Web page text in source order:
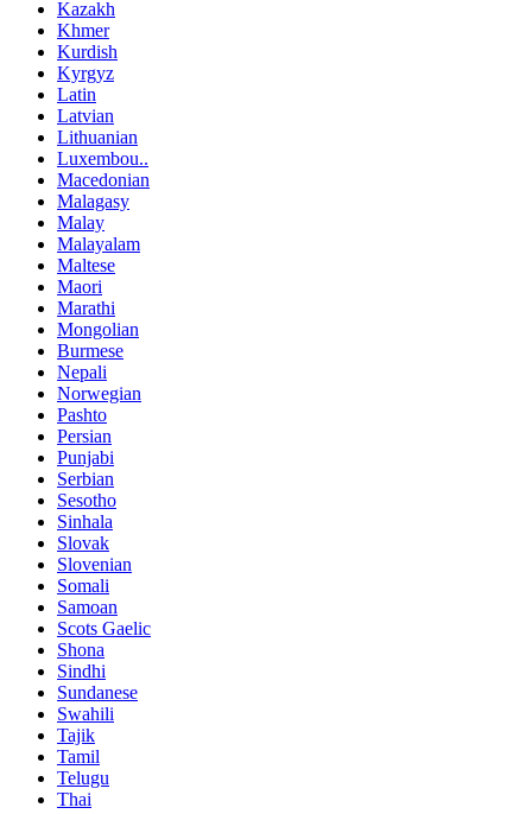
Kazakh
Khmer
Kurdish
Kyrgyz
Latin
Latvian
Lithuanian
Luxembou..
Macedonian
Malagasy
Malay
Malayalam
Maltese
Maori
Marathi
Mongolian
Burmese
Nepali
Norwegian
Pashto
Persian
Punjabi
Serbian
Sesotho
Sinhala
Slovak
Slovenian
Somali
Samoan
Scots Gaelic
Shona
Sindhi
Sundanese
Swahili
Tajik
Tamil
Telugu
Thai